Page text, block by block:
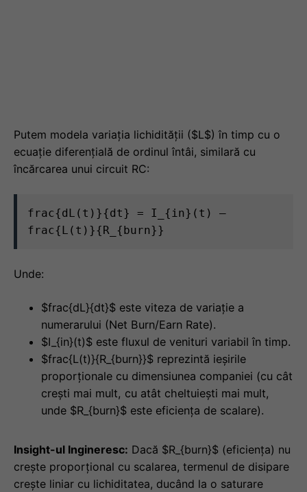
Putem modela variația lichidității ($L$) în timp cu o
ecuație diferențială de ordinul întâi, similară cu
încărcarea unui circuit RC:
frac{dL(t)}{dt} = I_{in}(t) –
frac{L(t)}{R_{burn}}
Unde:
$frac{dL}{dt}$ este viteza de variație a
numerarului (Net Burn/Earn Rate).
$I_{in}(t)$ este fluxul de venituri variabil în timp.
$frac{L(t)}{R_{burn}}$ reprezintă ieșirile
proporționale cu dimensiunea companiei (cu cât
crești mai mult, cu atât cheltuiești mai mult,
unde $R_{burn}$ este eficiența de scalare).
Insight-ul Ingineresc: Dacă $R_{burn}$ (eficiența) nu
crește proporțional cu scalarea, termenul de disipare
crește liniar cu lichiditatea, ducând la o saturare